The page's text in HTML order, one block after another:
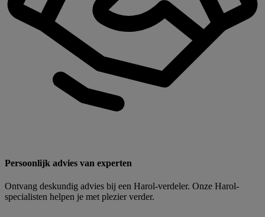
Persoonlijk advies van experten
Ontvang deskundig advies bij een Harol-verdeler. Onze Harol-
specialisten helpen je met plezier verder.